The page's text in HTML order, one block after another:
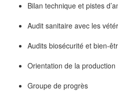
Bilan technique et pistes
Audit sanitaire avec les
Audits biosécurité et bien-
Orientation de la production
Groupe de progrès